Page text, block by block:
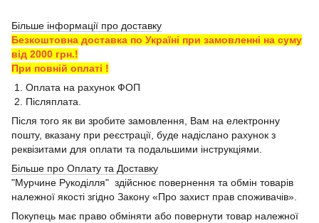
Більше інформації про доставку
Безкоштовна доставка по Україні при замовленні на суму
від 2000 грн.!
При повній оплаті !
1. Оплата на рахунок ФОП
2. Післяплата.
Після того як ви зробите замовлення, Вам на електронну
пошту, вказану при реєстрації, буде надіслано рахунок з
реквізитами для оплати та подальшими інструкціями.
Більше про Оплату та Доставку
"Мурчине Рукоділля" здійснює повернення та обмін товарів
належної якості згідно Закону «Про захист прав споживачів».
Покупець має право обміняти або повернути товар належної